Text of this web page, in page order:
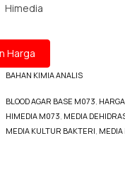
Himedia
Harga
BAHAN KIMIA ANALIS
BLOOD AGAR BASE M073,
HIMEDIA M073, MEDIA
MEDIA KULTUR BAKTERI, MEDIA